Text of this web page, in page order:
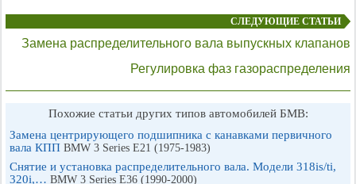
СЛЕДУЮЩИЕ СТАТЬИ
Замена распределительного вала выпускных клапанов
Регулировка фаз газораспределения
Похожие статьи других типов автомобилей БМВ:
Замена центрирующего подшипника с канавками первичного
вала КПП BMW 3 Series E21 (1975-1983)
Снятие и установка распределительного вала. Модели 318is/ti,
320i,… BMW 3 Series E36 (1990-2000)